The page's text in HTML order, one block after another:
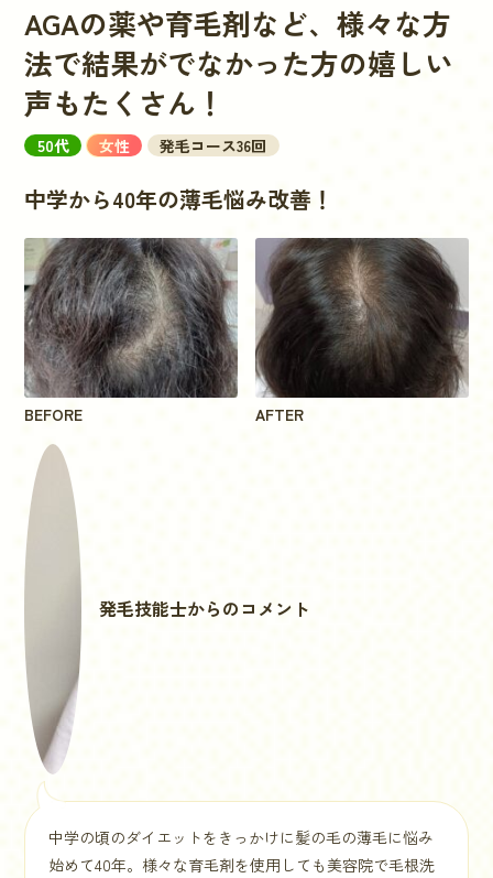
AGAの薬や育毛剤など、様々な方
法で結果がでなかった方の嬉しい
声もたくさん！
50代 女性 発毛コース36回
中学から40年の薄毛悩み改善！
BEFORE AFTER
発毛技能士からのコメント
中学の頃のダイエットをきっかけに髪の毛の薄毛に悩み
始めて40年。様々な育毛剤を使用しても美容院で毛根洗